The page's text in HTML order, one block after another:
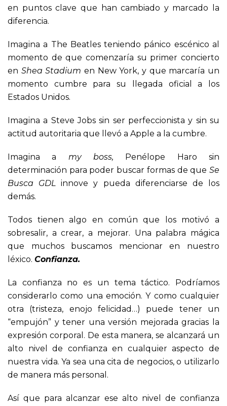
en puntos clave que han cambiado y marcado la
diferencia.
Imagina a The Beatles teniendo pánico escénico al
momento de que comenzaría su primer concierto
en Shea Stadium en New York, y que marcaría un
momento cumbre para su llegada oficial a los
Estados Unidos.
Imagina a Steve Jobs sin ser perfeccionista y sin su
actitud autoritaria que llevó a Apple a la cumbre.
Imagina a my boss, Penélope Haro sin
determinación para poder buscar formas de que Se
Busca GDLinnove y pueda diferenciarse de los
demás.
Todos tienen algo en común que los motivó a
sobresalir, a crear, a mejorar. Una palabra mágica
que muchos buscamos mencionar en nuestro
léxico. Confianza.
La confianza no es un tema táctico. Podríamos
considerarlo como una emoción. Y como cualquier
otra (tristeza, enojo felicidad…) puede tener un
“empujón” y tener una versión mejorada gracias la
expresión corporal. De esta manera, se alcanzará un
alto nivel de confianza en cualquier aspecto de
nuestra vida. Ya sea una cita de negocios, o utilizarlo
de manera más personal.
Así que para alcanzar ese alto nivel de confianza